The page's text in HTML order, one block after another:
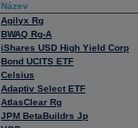
Název
Agilyx Rg
BWAQ Rg-A
iShares USD High Yield Corp
Bond UCITS ETF
Celsius
Adaptiv Select ETF
AtlasClear Rg
JPM BetaBuildrs Jp